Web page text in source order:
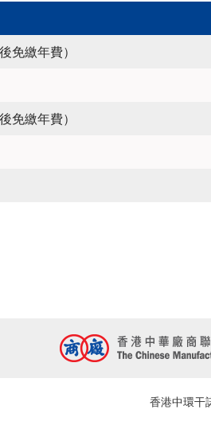
免繳年費）
免繳年費）
香港中環干